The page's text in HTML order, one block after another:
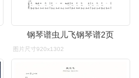
钢琴谱虫儿飞钢琴谱2页
图片尺寸920x1302